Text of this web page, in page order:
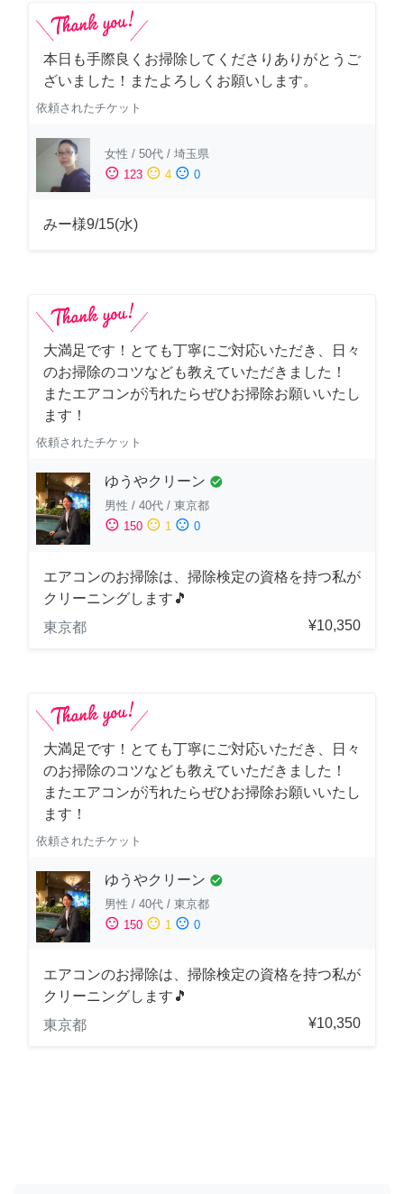
本日も手際良くお掃除してくださりありがとうご
ざいました！またよろしくお願いします。
依頼されたチケット
女性 / 50代 / 埼玉県
sentiment_satisfied 123 sentiment_neutral 4 sentiment_dissatisfied 0
みー様9/15(水)
大満足です！とても丁寧にご対応いただき、日々
のお掃除のコツなども教えていただきました！
またエアコンが汚れたらぜひお掃除お願いいたし
ます！
依頼されたチケット
ゆうやクリーン check_circle
男性 / 40代 / 東京都
sentiment_satisfied 150 sentiment_neutral 1 sentiment_dissatisfied 0
エアコンのお掃除は、掃除検定の資格を持つ私が
クリーニングします🎵
東京都
¥10,350
大満足です！とても丁寧にご対応いただき、日々
のお掃除のコツなども教えていただきました！
またエアコンが汚れたらぜひお掃除お願いいたし
ます！
依頼されたチケット
ゆうやクリーン check_circle
男性 / 40代 / 東京都
sentiment_satisfied 150 sentiment_neutral 1 sentiment_dissatisfied 0
エアコンのお掃除は、掃除検定の資格を持つ私が
クリーニングします🎵
東京都
¥10,350